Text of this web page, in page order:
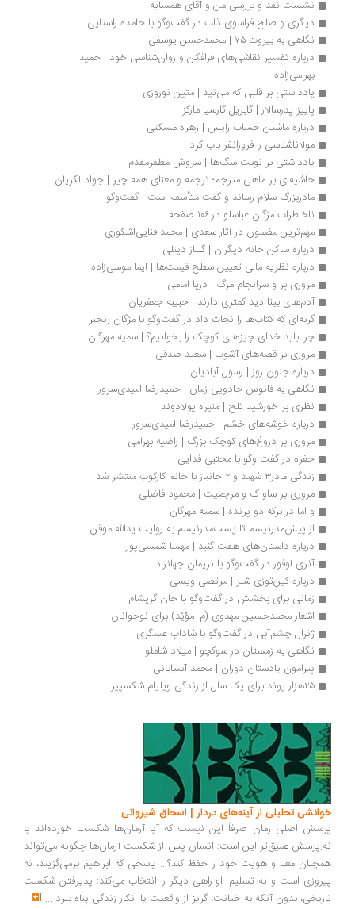
نشست نقد و بررسی من و آقای همسایه
دیگری و صلح فراسوی ذات در گفت‌وگو با حامده راستایی
نگاهی به بیروت ۷۵ | محمدحسن یوسفی
بهرامی‌زاده
یادداشتی بر قلبی که می‌تپد | متین نوروزی
پاییز پدرسالار | گابریل گارسیا مارکز
درباره ماشین حساب رايس | زهره مسکنی
مولاناشناسی را فروزانفر باب کرد
یادداشتی بر نوبت سگ‌ها | سروش مظفرمقدم
حاشیه‌ای بر ماهی مترجم؛ ترجمه و معنای همه چیز | جواد لگزیان
مادربزرگ سلام رساند و گفت متأسف است | گفت‌وگو
ناخاطرات مژگان عباسلو در ۱۰۶ صفحه
مهم‌ترین مضمون در آثار سعدی | محمد فنایی‌اشکوری
درباره ساکن خانه دیگران | گلناز دینلی
درباره نظریه مالی تعیین سطح قیمت‌ها | ایما موسی‌زاده
مروری بر و سرانجام مرگ | دریا امامی
آدم‌های بینا دید کمتری دارند | حبیبه جعفریان
گربه‌ای که کتاب‌ها را نجات داد در گفت‌وگو با مژگان رنجبر
چرا باید خدای چیزهای کوچک را بخوانیم؟ | سمیه مهرگان
مروری بر قصه‌های آشوب | سعید صدقی
درباره جنون روز | رسول آبادیان
نگاهی به فانوس جادویی زمان | حمیدرضا امیدی‌سرور
نظری بر خورشید تلخ | منیره پولادوند
درباره‌ خوشه‌های خشم | حمیدرضا امیدی‌سرور
مروری بر دروغ‌های کوچک بزرگ | راضیه بهرامی
حفره در گفت وگو با مجتبی فدایی
زندگی مادر۳ شهید و ۲ جانباز با خانم کارکوب منتشر شد
مروری بر ساواک و مرجعیت | محمود فاضلی
و اما در برکه دو پرنده | سمیه مهرگان
از پیش‌مدرنیسم تا پست‌مدرنیسم به روایت یدالله موقن
درباره داستان‌های هفت گنبد | مهسا شمسی‌پور
آنری لوفور در گفت‌وگو با نریمان جهانزاد
درباره کین‌توزی شلر | مرتضی ویسی
زمانی برای بخشش در گفت‌وگو با جان گریشام
اشعار محمدحسین‌ مهدوی (م. مؤیّد) برای نوجوانان
ژنرال چشم‌آبی در گفت‌وگو با شاداب عسگری
نگاهی به زمستان در سوکچو | میلاد شاملو
پیرامون یادستان دوران | محمد آسیابانی
تحلیلی از آینه‌های دردار | اسحاق شیروانی
اصلی رمان صرفاً این نیست که آیا آرمان‌ها شکست خورده‌اند یا
عمیق‌تر این است: انسان پس از شکست آرمان‌ها چگونه می‌تواند
معنا و هویت خود را حفظ کند؟... پاسخی که ابراهیم برمی‌گزیند، نه
است و نه تسلیم. او راهی دیگر را انتخاب می‌کند: پذیرفتن شکست
بدون آنکه به خیانت، گریز از واقعیت یا انکار زندگی پناه ببرد...